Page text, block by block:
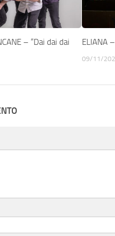
– “Dai dai dai
ELIANA
09/11/